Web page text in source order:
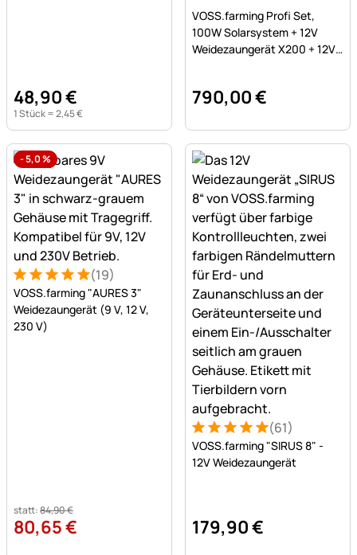
48,90€
1 Stück =2,45€
VOSS.farming Profi Set,
100W Solarsystem + 12V
Weidezaungerät X200 + 12V
790,00€
-5,0%
Bewertung: 5 von 5 (19 Bewertungen)
19 Bewertungen
(19)
VOSS.farming "AURES 3"
Weidezaungerät (9 V, 12 V,
230 V)
statt:84,90€
80,65€
Bewertung: 5 von 5 (61
61 Bewertungen
(61)
VOSS.farming "SIRUS 8" -
12V Weidezaungerät
179,90€